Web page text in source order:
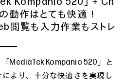
動作はとても快適！
閲覧も入力作業もストレ
MediaTek Kompanio 520」と
より、十分な快適さを実現し